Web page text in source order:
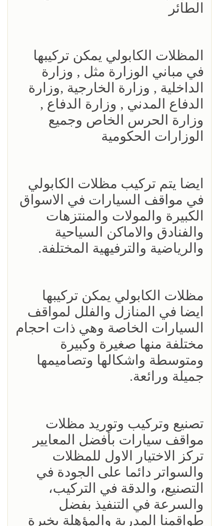
الطائر
المظلات الكابولي يمكن تركيبها
في مباني الوزارة مثل , وزارة
الداخلية , وزارة الخارجية ,وزارة
الدفاع المدني , وزارة الدفاع ,
وزارة الحرس الخاص وجميع
الوزارات الحكومية
ايضا يتم تركيب مظلات الكابولي
في مواقف السيارات في الاسواق
الكبيرة والمولات والمنتزهات
والفنادق والاماكن السياحية
والرياضية والترفيهية المختلفة.
مظلات الكابولي يمكن تركيبها
ايضا في المنازل والفلل لمواقف
السيارات الخاصة وهي ذات احجام
مختلفة منها صغيرة وكبيرة
ومتوسطة واشكالها وتصاميمها
جميلة ورائعة.
تصنيع وتركيب وتوريد مظلات
مواقف سيارات بأفضل المعايير
تركز الاختيار الاول للمظلات
والسواتر دائما على الجودة في
التصنيع، والدقة في التركيب،
والسرعة في التنفيذ بفضل
طواقمنا المدربة والمؤهلة بخبرة